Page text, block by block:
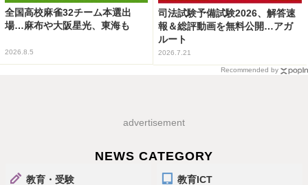
全国高校麻雀32チーム本選出
場…麻布や大阪星光、東海も
2026.8.5
司法試験予備試験2026、解答速
報＆総評動画を無料公開…アガ
ルート
2026.7.21
Recommended by
advertisement
NEWS CATEGORY
教育・受験 教育ICT